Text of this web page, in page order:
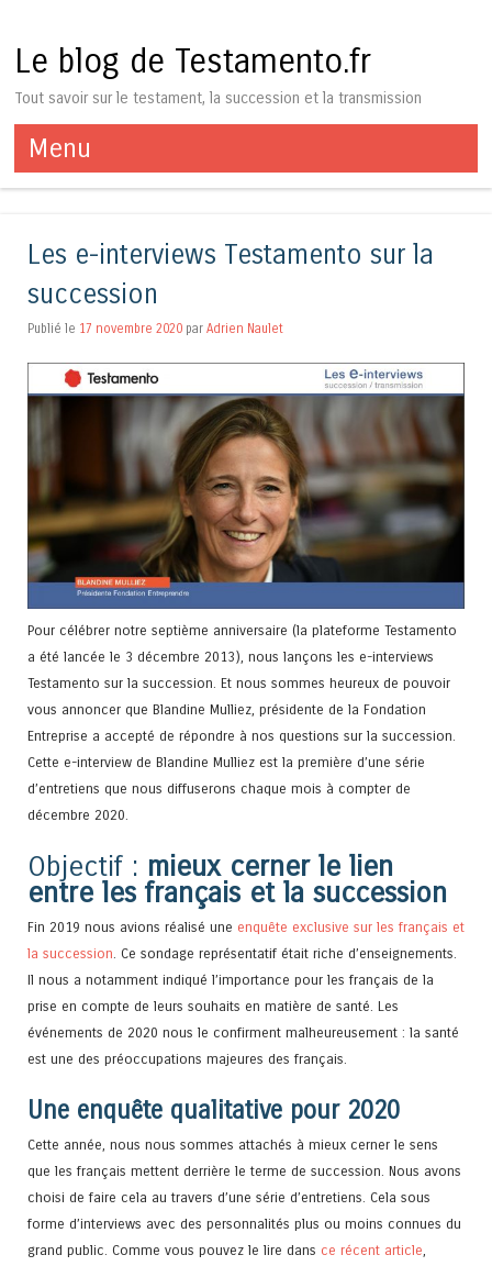
Le blog de Testamento.fr
Tout savoir sur le testament, la succession et la transmission
Menu
Aller au contenu
Les e-interviews Testamento sur la
succession
Publié le 17 novembre 2020 par Adrien Naulet
Pour célébrer notre septième anniversaire (la plateforme Testamento
a été lancée le 3 décembre 2013), nous lançons les e-interviews
Testamento sur la succession. Et nous sommes heureux de pouvoir
vous annoncer que Blandine Mulliez, présidente de la Fondation
Entreprise a accepté de répondre à nos questions sur la succession.
Cette e-interview de Blandine Mulliez est la première d’une série
d’entretiens que nous diffuserons chaque mois à compter de
décembre 2020.
Objectif : mieux cerner le lien
entre les français et la succession
Fin 2019 nous avions réalisé une enquête exclusive sur les français et
la succession. Ce sondage représentatif était riche d’enseignements.
Il nous a notamment indiqué l’importance pour les français de la
prise en compte de leurs souhaits en matière de santé. Les
événements de 2020 nous le confirment malheureusement : la santé
est une des préoccupations majeures des français.
Une enquête qualitative pour 2020
Cette année, nous nous sommes attachés à mieux cerner le sens
que les français mettent derrière le terme de succession. Nous avons
choisi de faire cela au travers d’une série d’entretiens. Cela sous
forme d’interviews avec des personnalités plus ou moins connues du
grand public. Comme vous pouvez le lire dans ce récent article